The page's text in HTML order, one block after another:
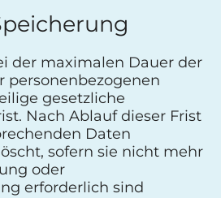
der maximalen Dauer der
personenbezogenen
gesetzliche
Nach Ablauf dieser Frist
Daten
sofern sie nicht mehr
oder
erforderlich sind